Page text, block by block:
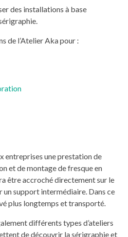
des installations à base
de l’Atelier Aka pour :
entreprises une prestation de
et de montage de fresque en
être accroché directement sur le
un support intermédiaire. Dans ce
plus longtemps et transporté.
différents types d’ateliers
de découvrir la sérigraphie et